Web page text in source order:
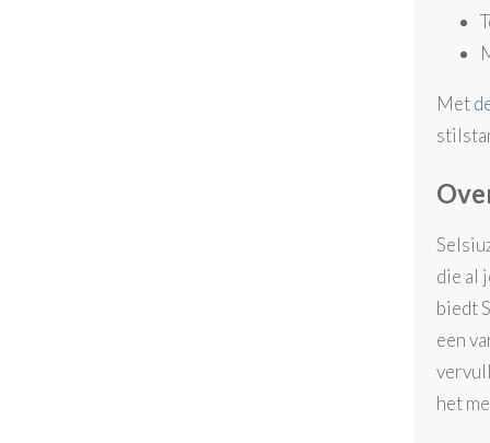
Met
die al
biedt
een
het